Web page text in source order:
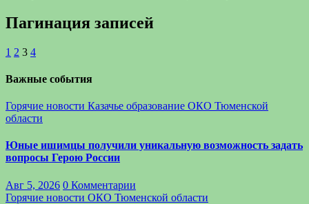
Пагинация записей
1 2 3 4
Важные события
Горячие новости Казачье образование ОКО Тюменской
области
Юные ишимцы получили уникальную возможность задать
вопросы Герою России
Авг 5, 2026 0 Комментарии
Горячие новости ОКО Тюменской области